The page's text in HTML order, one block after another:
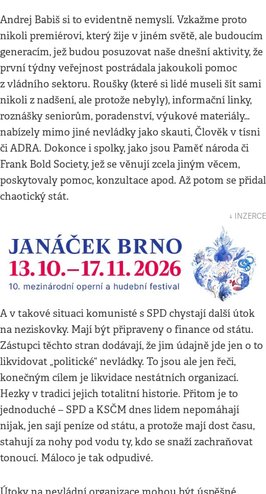
Andrej Babiš si to evidentně nemyslí. Vzkažme proto
nikoli premiérovi, který žije v jiném světě, ale budoucím
generacím, jež budou posuzovat naše dnešní aktivity, že
první týdny veřejnost postrádala jakoukoli pomoc
z vládního sektoru. Roušky (které si lidé museli šít sami
nikoli z nadšení, ale protože nebyly), informační linky,
roznášky seniorům, poradenství, výukové materiály…
nabízely mimo jiné nevládky jako skauti, Člověk v tísni
či ADRA. Dokonce i spolky, jako jsou Paměť národa či
Frank Bold Society, jež se věnují zcela jiným věcem,
poskytovaly pomoc, konzultace apod. Až potom se přidal
chaotický stát.
↓ INZERCE
A v takové situaci komunisté s SPD chystají další útok
na neziskovky. Mají být připraveny o finance od státu.
Zástupci těchto stran dodávají, že jim údajně jde jen o to
likvidovat „politické“ nevládky. To jsou ale jen řeči,
konečným cílem je likvidace nestátních organizací.
Hezky v tradici jejich totalitní historie. Přitom je to
jednoduché – SPD a KSČM dnes lidem nepomáhají
nijak, jen sají peníze od státu, a protože mají dost času,
stahují za nohy pod vodu ty, kdo se snaží zachraňovat
tonoucí. Máloco je tak odpudivé.